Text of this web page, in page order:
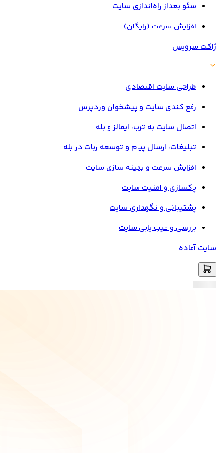
سئو بعداز راه‌اندازی سایت
افزایش سرعت (رایگان)
ژاکت سرویس
طراحی سایت اقتصادی
رفع کندی سایت و پیشخوان وردپرس
اتصال سایت به ترب، ایمالز و بله
تبلیغات، ارسال پیام و توسعه ربات در بله
افزایش سرعت و بهینه سازی سایت
پاکسازی و امنیت سایت
پشتیبانی و نگهداری سایت
بررسی و عیب یابی سایت
سایت آماده